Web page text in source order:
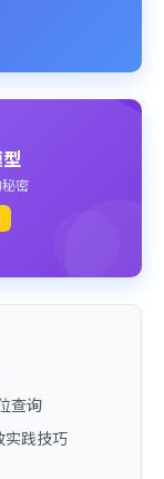
密
查询
实践技巧